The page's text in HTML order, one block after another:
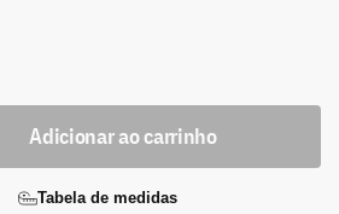
Adicionar ao carrinho
Tabela de medidas